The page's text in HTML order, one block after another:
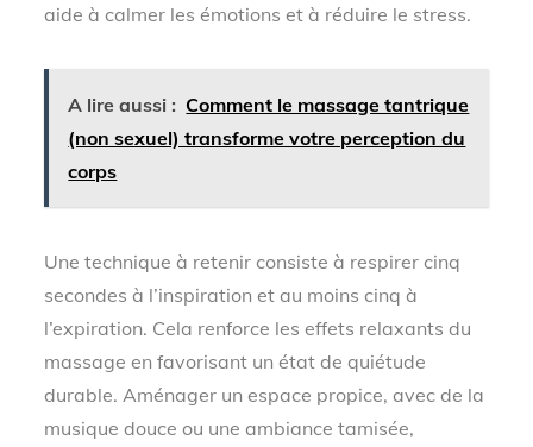
aide à calmer les émotions et à réduire le stress.
A lire aussi : Comment le massage tantrique
(non sexuel) transforme votre perception du
corps
Une technique à retenir consiste à respirer cinq
secondes à l’inspiration et au moins cinq à
l’expiration. Cela renforce les effets relaxants du
massage en favorisant un état de quiétude
durable. Aménager un espace propice, avec de la
musique douce ou une ambiance tamisée,